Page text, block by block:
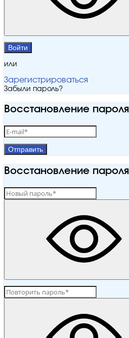
Войти
или
Зарегистрироваться
Забыли пароль?
Восстановление пароля
Отправить
Восстановление пароля